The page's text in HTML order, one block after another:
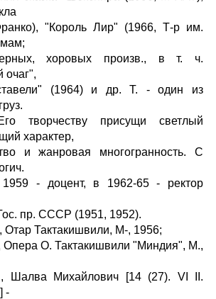
"Король Лир" (1966, Т-р им.
хоровых произв., в т. ч.
очаг",
(1964) и др. Т. - один из
творчеству присущи светлый
характер,
и жанровая многогранность. С
1959 - доцент, в 1962-65 - ректор
пр. СССР (1951, 1952).
Отар Тактакишвили, М-, 1956;
Опера О. Тактакишвили "Миндия", М.,
Михайлович [14 (27). VI II.
-